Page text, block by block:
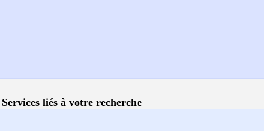
Services liés à votre recherche